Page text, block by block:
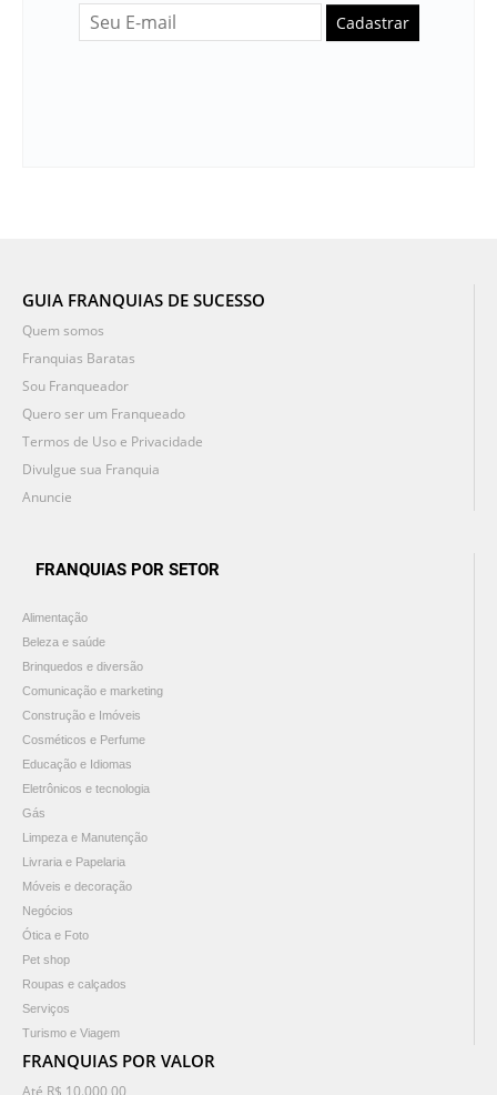
Cadastrar
GUIA FRANQUIAS DE SUCESSO
Quem somos
Franquias Baratas
Sou Franqueador
Quero ser um Franqueado
Termos de Uso e Privacidade
Divulgue sua Franquia
Anuncie
FRANQUIAS POR SETOR
Alimentação
Beleza e saúde
Brinquedos e diversão
Comunicação e marketing
Construção e Imóveis
Cosméticos e Perfume
Educação e Idiomas
Eletrônicos e tecnologia
Gás
Limpeza e Manutenção
Livraria e Papelaria
Móveis e decoração
Negócios
Ótica e Foto
Pet shop
Roupas e calçados
Serviços
Turismo e Viagem
FRANQUIAS POR VALOR
Até R$ 10.000,00